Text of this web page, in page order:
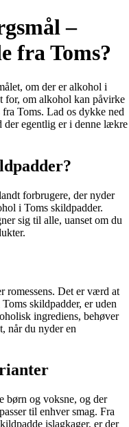
–
fra Toms?
om der er alkohol i
for, om alkohol kan påvirke
Toms. Lad os dykke ned
der egentlig er i denne lækre
forbrugere, der nyder
i Toms skildpadder.
sig til alle, uanset om du
romessens. Det er værd at
skildpadder, er uden
ingrediens, behøver
når du nyder en
børn og voksne, og der
til enhver smag. Fra
islagkager, er der